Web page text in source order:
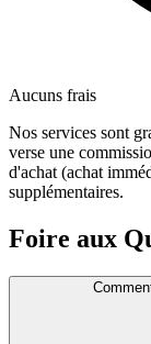
Aucuns frais
Nos services sont
verse une
d'achat (achat
supplémentaires.
Foire aux